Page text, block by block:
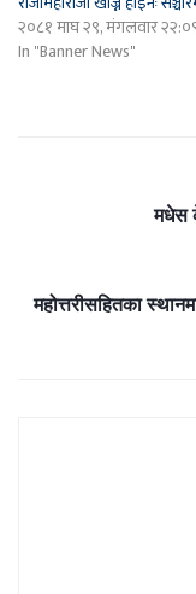
२०८१ माघ २९, मंगलवार
In "Banner News"
मधेस
महोत्तरीसहितका